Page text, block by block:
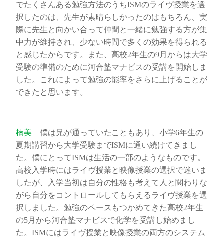
でたくさんある勉強方法のうちISMのライヴ授業を選
択したのは、先生が素晴らしかったのはもちろん、実
際に先生と向かい合って仲間と一緒に勉強する方が集
中力が維持され、少ない時間で多くの効果を得られる
と感じたからです。また、高校2年生の9月からは大学
受験の準備のために河合塾マナビスの受講を開始しま
した。これによって勉強の能率をさらに上げることが
できたと思います。
楠美
僕は兄が通っていたこともあり、小学6年生の
夏期講習から大学受験までISMに通い続けてきまし
た。僕にとってISMは生活の一部のようなものです。
高校入学時にはライヴ授業と映像授業の選択で迷いま
したが、入学当初は自分の性格も考えて人と関わりな
がら自分をコントロールしてもらえるライヴ授業を選
択しました。勉強のペースもつかめてきた高校2年生
の5月から河合塾マナビスで化学を受講し始めまし
た。ISMにはライヴ授業と映像授業の両方のシステム